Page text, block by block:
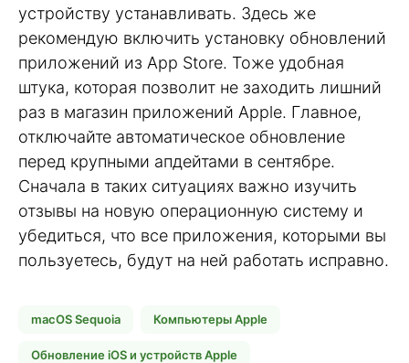
устройству устанавливать. Здесь же
рекомендую включить установку обновлений
приложений из App Store. Тоже удобная
штука, которая позволит не заходить лишний
раз в магазин приложений Apple. Главное,
отключайте автоматическое обновление
перед крупными апдейтами в сентябре.
Сначала в таких ситуациях важно изучить
отзывы на новую операционную систему и
убедиться, что все приложения, которыми вы
пользуетесь, будут на ней работать исправно.
macOS Sequoia Компьютеры Apple
Обновление iOS и устройств Apple